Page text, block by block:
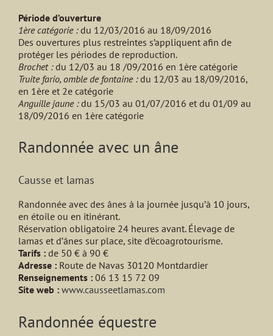
Période d’ouverture
1ère catégorie :du 12/03/2016 au 18/09/2016
Des ouvertures plus restreintes s’appliquent afin de
protéger les périodes de reproduction.
Brochet :du 12/03 au 18 /09/2016 en 1ère catégorie
Truite fario, omble de fontaine :du 12/03 au 18/09/2016,
en 1ère et 2e catégorie
Anguille jaune :du 15/03 au 01/07/2016 et du 01/09 au
18/09/2016 en 1ère catégorie
Randonnée avec un âne
Causse et lamas
Randonnée avec des ânes à la journée jusqu’à 10 jours,
en étoile ou en itinérant.
Réservation obligatoire 24 heures avant. Élevage de
lamas et d’ânes sur place, site d’écoagrotourisme.
Tarifs : de 50 € à 90 €
Adresse : Route de Navas 30120 Montdardier
Renseignements : 06 13 15 72 09
Site web : www.causseetlamas.com
Randonnée équestre